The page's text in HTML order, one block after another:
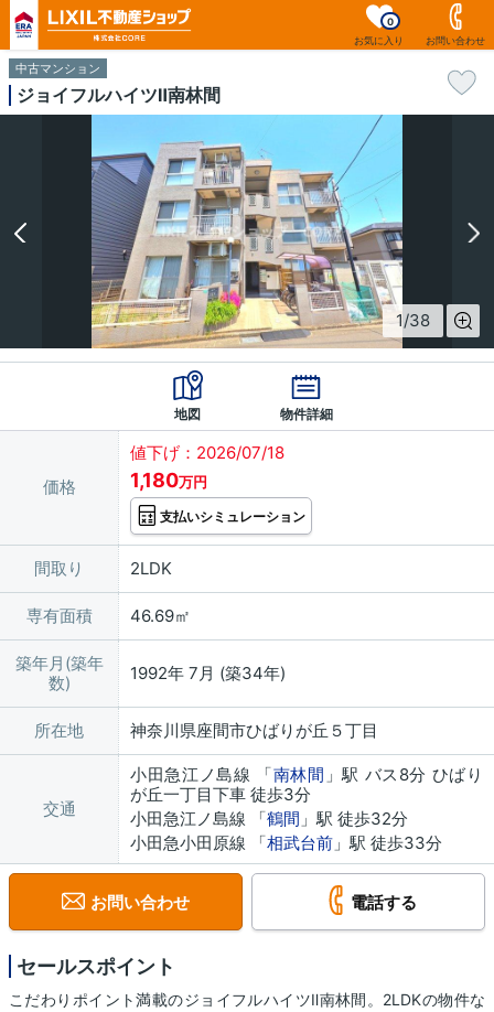
お気に入り
0
お問い合わせ
中古マンション
ジョイフルハイツⅡ南林間
1/38
地図 物件詳細
価格
値下げ：2026/07/18
1,180万円
支払いシミュレーション
間取り 2LDK
専有面積 46.69㎡
築年月(築年
数)
1992年 7月 (築34年)
所在地 神奈川県座間市ひばりが丘５丁目
交通
小田急江ノ島線 「南林間 」駅 バス8分 ひばり
が丘一丁目下車 徒歩3分
小田急江ノ島線 「鶴間 」駅 徒歩32分
小田急小田原線 「相武台前 」駅 徒歩33分
お問い合わせ 電話する
セールスポイント
こだわりポイント満載のジョイフルハイツⅡ南林間。2LDKの物件な